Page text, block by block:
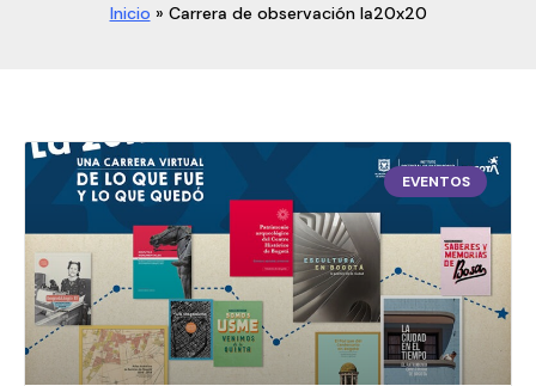
Inicio » Carrera de observación la20x20
EVENTOS